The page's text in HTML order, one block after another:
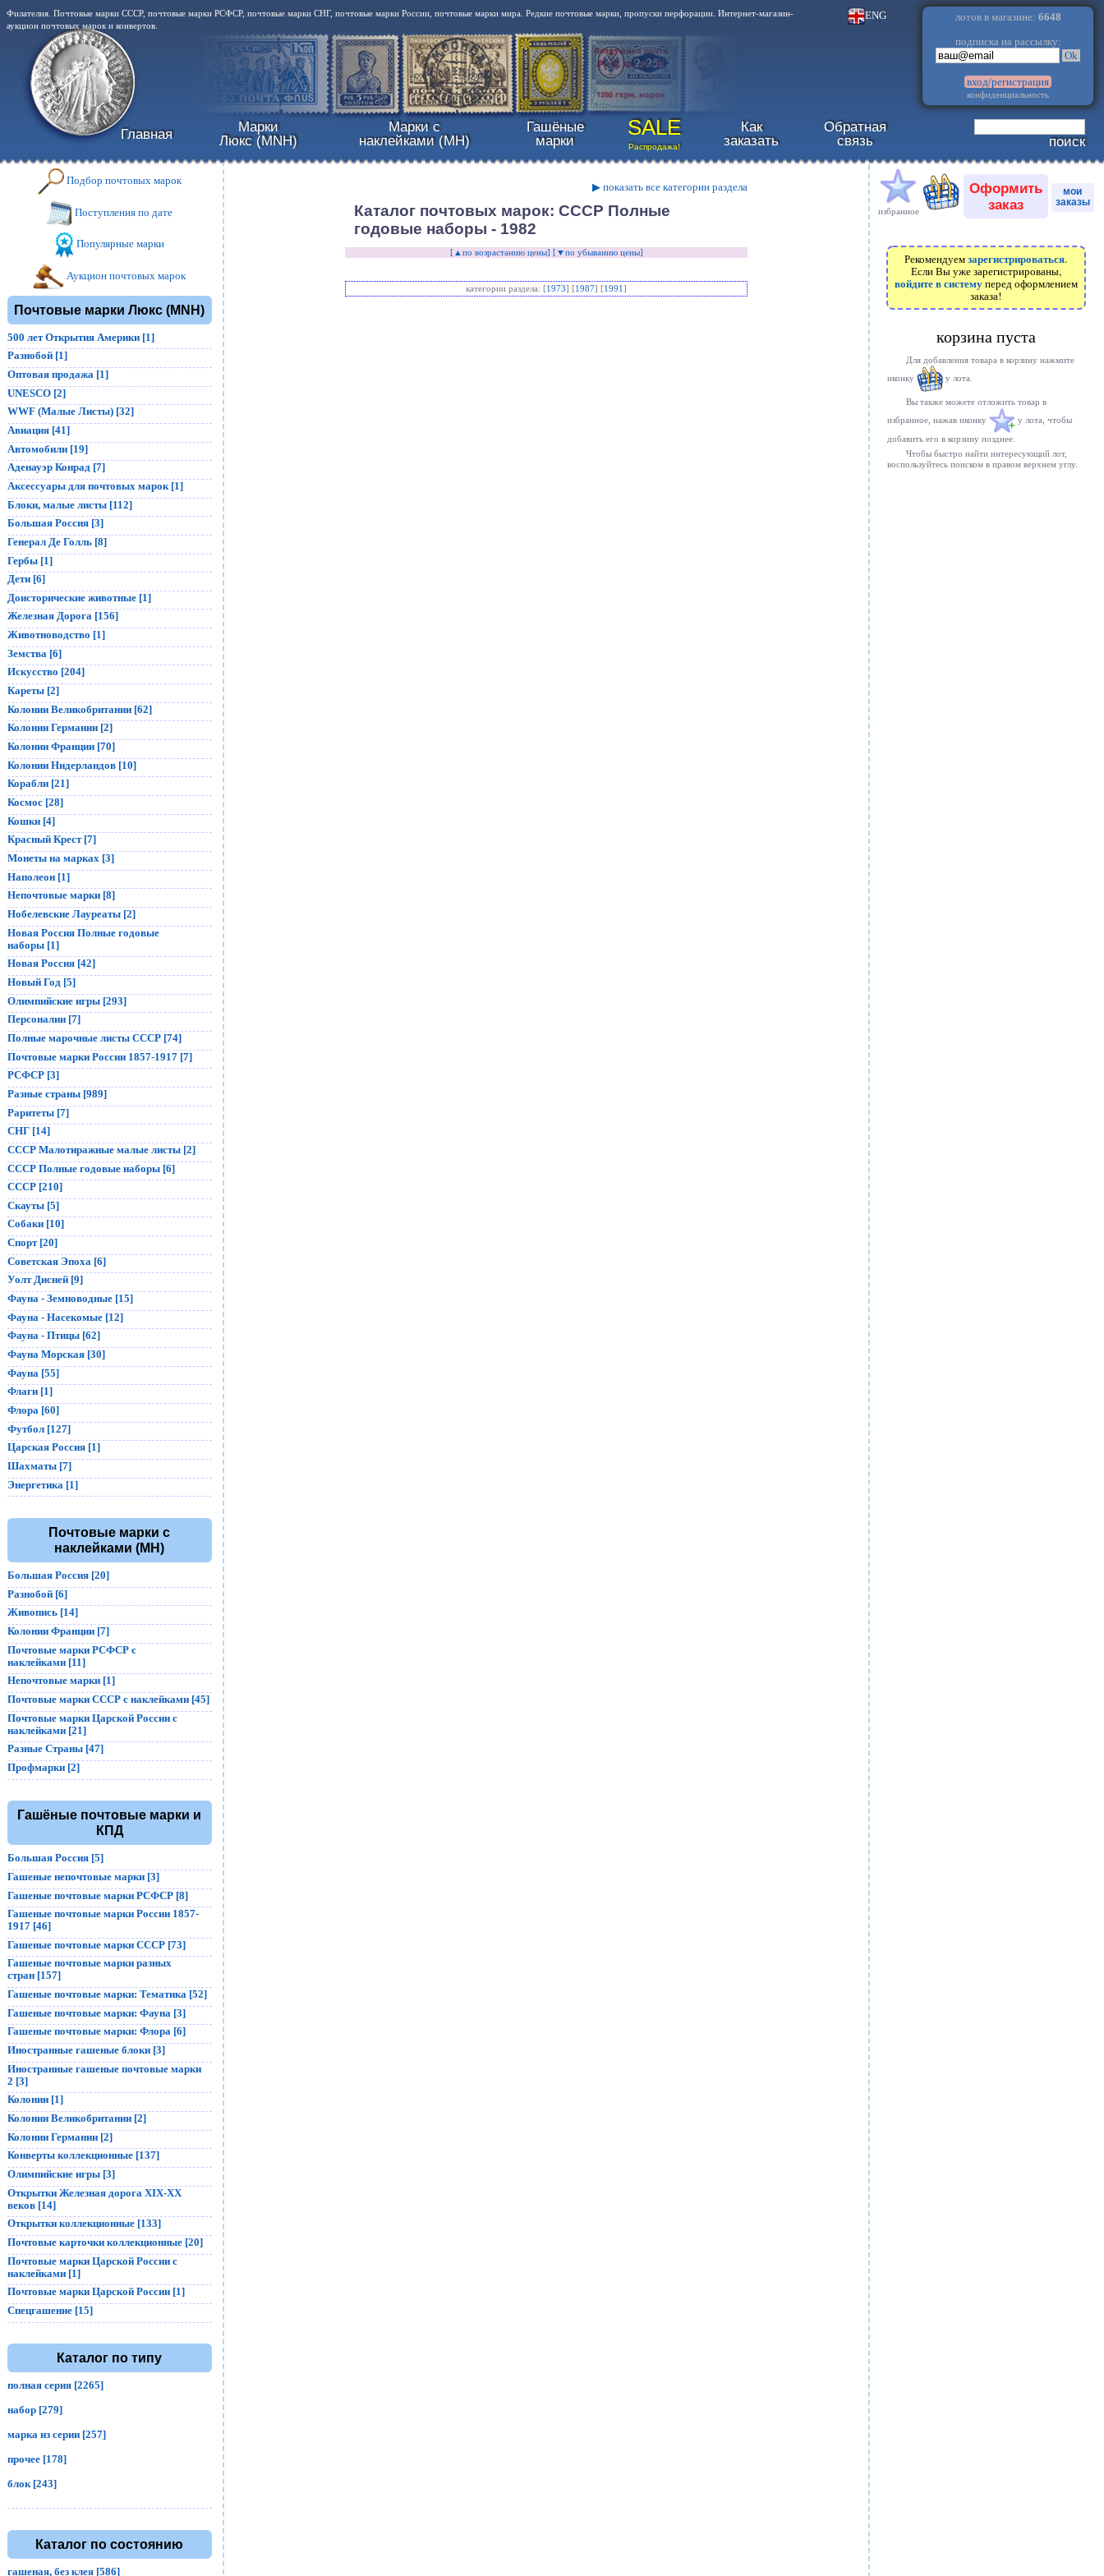
Филателия. Почтовые марки СССР, почтовые марки РСФСР, почтовые марки СНГ, почтовые марки России, почтовые марки мира. Редкие почтовые марки, пропуски перфорации. Интернет-магазин-
аукцион почтовых марок и конвертов.
ENG лотов в магазине: 6648
подписка на рассылку:
Ok
вход/регистрация
конфиденциальность
.
Главная
Марки
Люкс (MNH)
Марки с
наклейками (MH)
Гашёные
марки
SALE
Распродажа!
Как
заказать
Обратная
связь
поиск
Подбор почтовых марок
Поступления по дате
Популярные марки
Аукцион почтовых марок
Почтовые марки Люкс (MNH)
500 лет Открытия Америки [1]
Разнобой [1]
Оптовая продажа [1]
UNESCO [2]
WWF (Малые Листы) [32]
Авиация [41]
Автомобили [19]
Аденауэр Конрад [7]
Аксессуары для почтовых марок [1]
Блоки, малые листы [112]
Большая Россия [3]
Генерал Де Голль [8]
Гербы [1]
Дети [6]
Доисторические животные [1]
Железная Дорога [156]
Животноводство [1]
Земства [6]
Искусство [204]
Кареты [2]
Колонии Великобритании [62]
Колонии Германии [2]
Колонии Франции [70]
Колонии Нидерландов [10]
Корабли [21]
Космос [28]
Кошки [4]
Красный Крест [7]
Монеты на марках [3]
Наполеон [1]
Непочтовые марки [8]
Нобелевские Лауреаты [2]
Новая Россия Полные годовые
наборы [1]
Новая Россия [42]
Новый Год [5]
Олимпийские игры [293]
Персоналии [7]
Полные марочные листы СССР [74]
Почтовые марки России 1857-1917 [7]
РСФСР [3]
Разные страны [989]
Раритеты [7]
СНГ [14]
СССР Малотиражные малые листы [2]
СССР Полные годовые наборы [6]
СССР [210]
Скауты [5]
Собаки [10]
Спорт [20]
Советская Эпоха [6]
Уолт Дисней [9]
Фауна - Земноводные [15]
Фауна - Насекомые [12]
Фауна - Птицы [62]
Фауна Морская [30]
Фауна [55]
Флаги [1]
Флора [60]
Футбол [127]
Царская Россия [1]
Шахматы [7]
Энергетика [1]
Почтовые марки с
наклейками (MH)
Большая Россия [20]
Разнобой [6]
Живопись [14]
Колонии Франции [7]
Почтовые марки РСФСР с
наклейками [11]
Непочтовые марки [1]
Почтовые марки СССР с наклейками [45]
Почтовые марки Царской России с
наклейками [21]
Разные Страны [47]
Профмарки [2]
Гашёные почтовые марки и
КПД
Большая Россия [5]
Гашеные непочтовые марки [3]
Гашеные почтовые марки РСФСР [8]
Гашеные почтовые марки России 1857-
1917 [46]
Гашеные почтовые марки СССР [73]
Гашеные почтовые марки разных
стран [157]
Гашеные почтовые марки: Тематика [52]
Гашеные почтовые марки: Фауна [3]
Гашеные почтовые марки: Флора [6]
Иностранные гашеные блоки [3]
Иностранные гашеные почтовые марки
2 [3]
Колонии [1]
Колонии Великобритании [2]
Колонии Германии [2]
Конверты коллекционные [137]
Олимпийские игры [3]
Открытки Железная дорога XIX-XX
веков [14]
Открытки коллекционные [133]
Почтовые карточки коллекционные [20]
Почтовые марки Царской России с
наклейками [1]
Почтовые марки Царской России [1]
Спецгашение [15]
Каталог по типу
полная серия [2265]
набор [279]
марка из серии [257]
прочее [178]
блок [243]
Каталог по состоянию
гашеная, без клея [586]
▶ показать все категории раздела
Каталог почтовых марок: СССР Полные
годовые наборы - 1982
[▲по возрастанию цены] [▼по убыванию цены]
категории раздела: [1973] [1987] [1991]
избранное
Оформить
заказ
мои
заказы
Рекомендуемзарегистрироваться.
Если Вы уже зарегистрированы,
войдите в системуперед оформлением
заказа!